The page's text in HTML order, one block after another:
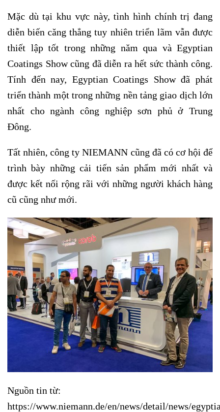
Mặc dù tại khu vực này, tình hình chính trị đang
diễn biến căng thẳng tuy nhiên triển lãm vẫn được
thiết lập tốt trong những năm qua và Egyptian
Coatings Show cũng đã diễn ra hết sức thành công.
Tính đến nay, Egyptian Coatings Show đã phát
triển thành một trong những nền tảng giao dịch lớn
nhất cho ngành công nghiệp sơn phủ ở Trung
Đông.
Tất nhiên, công ty NIEMANN cũng đã có cơ hội để
trình bày những cải tiến sản phẩm mới nhất và
được kết nối rộng rãi với những người khách hàng
cũ cũng như mới.
Nguồn tin từ:
https://www.niemann.de/en/news/detail/news/